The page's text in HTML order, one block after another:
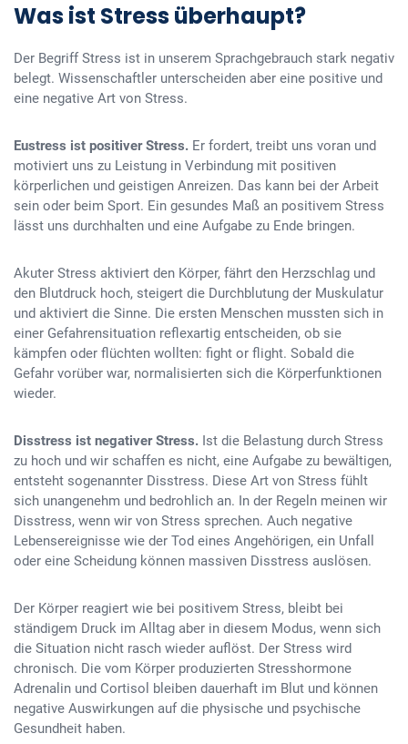
Was ist Stress überhaupt?
Der Begriff Stress ist in unserem Sprachgebrauch stark negativ
belegt. Wissenschaftler unterscheiden aber eine positive und
eine negative Art von Stress.
Eustress ist positiver Stress. Er fordert, treibt uns voran und
motiviert uns zu Leistung in Verbindung mit positiven
körperlichen und geistigen Anreizen. Das kann bei der Arbeit
sein oder beim Sport. Ein gesundes Maß an positivem Stress
lässt uns durchhalten und eine Aufgabe zu Ende bringen.
Akuter Stress aktiviert den Körper, fährt den Herzschlag und
den Blutdruck hoch, steigert die Durchblutung der Muskulatur
und aktiviert die Sinne. Die ersten Menschen mussten sich in
einer Gefahrensituation reflexartig entscheiden, ob sie
kämpfen oder flüchten wollten: fight or flight. Sobald die
Gefahr vorüber war, normalisierten sich die Körperfunktionen
wieder.
Disstress ist negativer Stress. Ist die Belastung durch Stress
zu hoch und wir schaffen es nicht, eine Aufgabe zu bewältigen,
entsteht sogenannter Disstress. Diese Art von Stress fühlt
sich unangenehm und bedrohlich an. In der Regeln meinen wir
Disstress, wenn wir von Stress sprechen. Auch negative
Lebensereignisse wie der Tod eines Angehörigen, ein Unfall
oder eine Scheidung können massiven Disstress auslösen.
Der Körper reagiert wie bei positivem Stress, bleibt bei
ständigem Druck im Alltag aber in diesem Modus, wenn sich
die Situation nicht rasch wieder auflöst. Der Stress wird
chronisch. Die vom Körper produzierten Stresshormone
Adrenalin und Cortisol bleiben dauerhaft im Blut und können
negative Auswirkungen auf die physische und psychische
Gesundheit haben.